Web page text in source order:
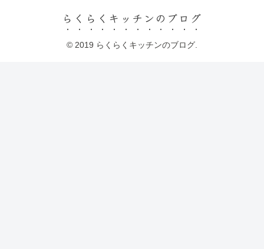
らくらくキッチンのブログ
© 2019 らくらくキッチンのブログ.